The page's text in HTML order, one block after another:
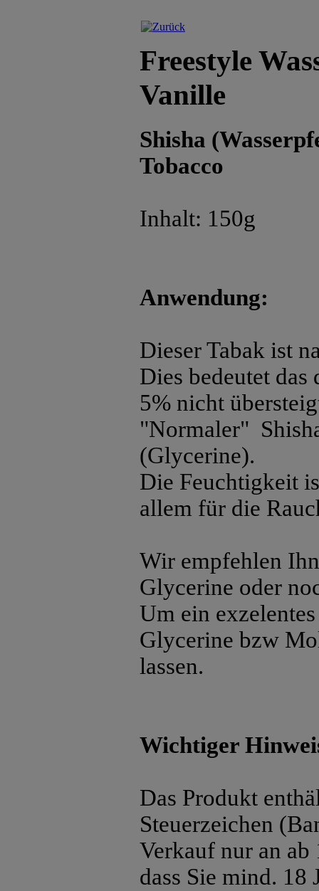
Freestyle
Vanille
Shisha
Tobacco
Inhalt: 150g
Anwendung:
Dieser Tabak ist
Dies bedeutet
5% nicht
"Normaler"
(Glycerine).
Die Feuchtigkeit
allem für die
Wir empfehlen
Glycerine oder
Um ein
Glycerine bzw
lassen.
Wichtiger
Das Produkt
Steuerzeichen
Verkauf nur an ab
dass Sie mind. 18